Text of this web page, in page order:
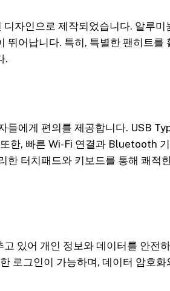
자인으로 제작되었습니다. 알루미
뛰어납니다. 특히, 특별한 팬히트를
.
들에게 편의를 제공합니다. USB
한, 빠른 Wi-Fi 연결과 Bluetooth
한 터치패드와 키보드를 통해 쾌적
있어 개인 정보와 데이터를 안전
로그인이 가능하며, 데이터 암호